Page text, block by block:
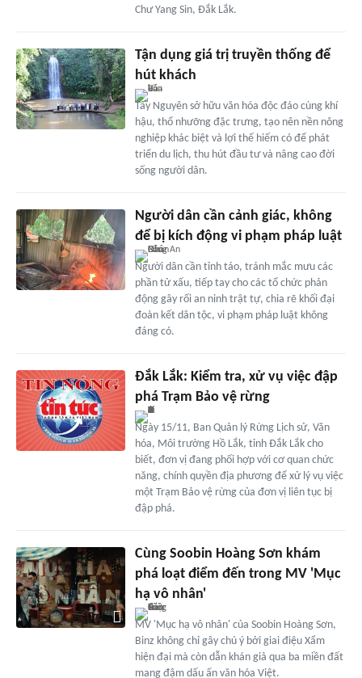
Chư Yang Sin, Đắk Lắk.
Tận dụng giá trị truyền thống để
hút khách
Tây Nguyên sở hữu văn hóa độc đáo cùng khí
hậu, thổ nhưỡng đặc trưng, tạo nên nền nông
nghiệp khác biệt và lợi thế hiếm có để phát
triển du lịch, thu hút đầu tư và nâng cao đời
sống người dân.
Người dân cần cảnh giác, không
để bị kích động vi phạm pháp luật
Người dân cần tỉnh táo, tránh mắc mưu các
phần tử xấu, tiếp tay cho các tổ chức phản
động gây rối an ninh trật tự, chia rẽ khối đại
đoàn kết dân tộc, vi phạm pháp luật không
đáng có.
Đắk Lắk: Kiểm tra, xử vụ việc đập
phá Trạm Bảo vệ rừng
Ngày 15/11, Ban Quản lý Rừng Lịch sử, Văn
hóa, Môi trường Hồ Lắk, tỉnh Đắk Lắk cho
biết, đơn vị đang phối hợp với cơ quan chức
năng, chính quyền địa phương để xử lý vụ việc
một Trạm Bảo vệ rừng của đơn vị liên tục bị
đập phá.
Cùng Soobin Hoàng Sơn khám
phá loạt điểm đến trong MV 'Mục
hạ vô nhân'
MV 'Mục hạ vô nhân' của Soobin Hoàng Sơn,
Binz không chỉ gây chú ý bởi giai điệu Xẩm
hiện đại mà còn dẫn khán giả qua ba miền đất
mang đậm dấu ấn văn hóa Việt.